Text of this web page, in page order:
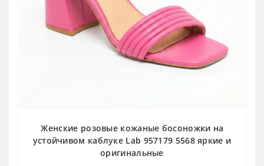
Женские розовые кожаные босоножки на
устойчивом каблуке Lab 957179 5568 яркие и
оригинальные